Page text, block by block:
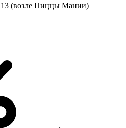
13 (возле Пиццы Мании)